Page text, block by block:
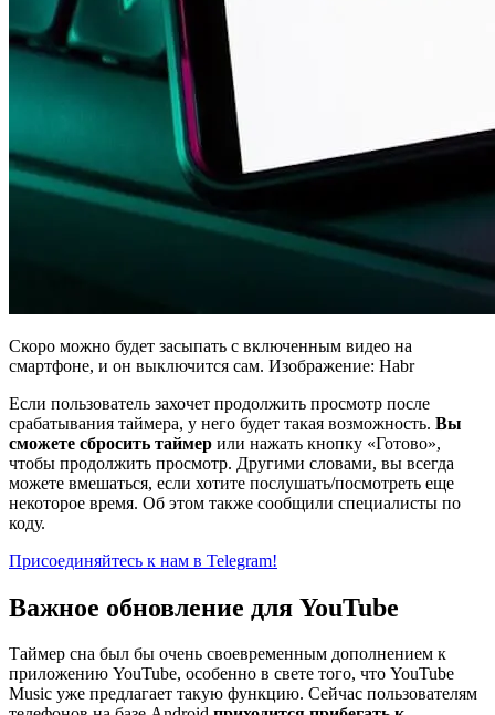
Скоро можно будет засыпать с включенным видео на
смартфоне, и он выключится сам. Изображение: Habr
Если пользователь захочет продолжить просмотр после
срабатывания таймера, у него будет такая возможность. Вы
сможете сбросить таймер или нажать кнопку «Готово»,
чтобы продолжить просмотр. Другими словами, вы всегда
можете вмешаться, если хотите послушать/посмотреть еще
некоторое время. Об этом также сообщили специалисты по
коду.
Присоединяйтесь к нам в Telegram!
Важное обновление для YouTube
Таймер сна был бы очень своевременным дополнением к
приложению YouTube, особенно в свете того, что YouTube
Music уже предлагает такую функцию. Сейчас пользователям